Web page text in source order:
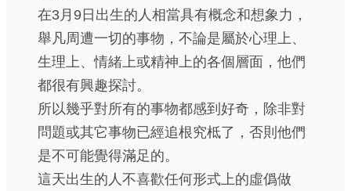
在3月9日出生的人相當具有概念和想象力，
舉凡周遭一切的事物，不論是屬於心理上、
生理上、情緒上或精神上的各個層面，他們
都很有興趣探討。
所以幾乎對所有的事物都感到好奇，除非對
問題或其它事物已經追根究柢了，否則他們
是不可能覺得滿足的。
這天出生的人不喜歡任何形式上的虛僞做